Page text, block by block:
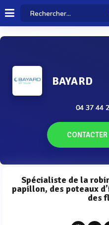
BAYARD
04 37 44
Spécialiste de la
papillon, des poteaux
des